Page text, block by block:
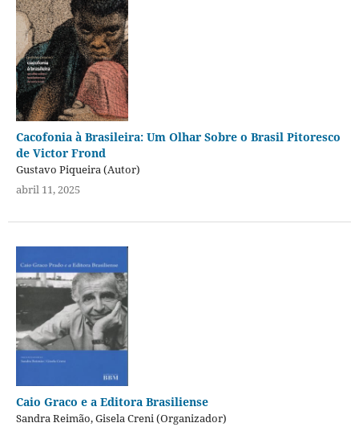
Cacofonia à Brasileira: Um Olhar Sobre o Brasil Pitoresco
de Victor Frond
Gustavo Piqueira (Autor)
abril 11, 2025
Caio Graco e a Editora Brasiliense
Sandra Reimão, Gisela Creni (Organizador)